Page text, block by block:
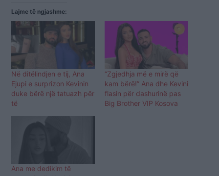
Lajme të ngjashme:
Në ditëlindjen e tij, Ana
Ejupi e surprizon Kevinin
duke bërë një tatuazh për
të
“Zgjedhja më e mirë që
kam bërë!” Ana dhe Kevini
flasin për dashurinë pas
Big Brother VIP Kosova
Ana me dedikim të